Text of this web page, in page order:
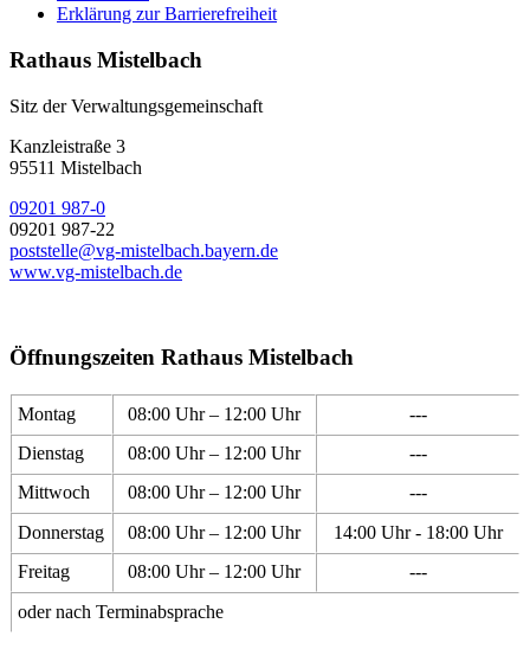
Erklärung zur Barrierefreiheit
Rathaus Mistelbach
Sitz der Verwaltungsgemeinschaft
Kanzleistraße 3
95511 Mistelbach
09201 987-0
09201 987-22
poststelle@vg-mistelbach.bayern.de
www.vg-mistelbach.de
Öffnungszeiten Rathaus Mistelbach
Montag 08:00 Uhr – 12:00 Uhr
---
Dienstag
08:00 Uhr – 12:00 Uhr
---
Mittwoch
08:00 Uhr – 12:00 Uhr
---
Donnerstag
08:00 Uhr – 12:00 Uhr
14:00 Uhr - 18:00 Uhr
Freitag
08:00 Uhr – 12:00 Uhr
---
oder nach Terminabsprache